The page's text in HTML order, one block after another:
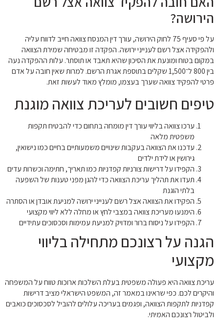
הירושה?
על פי סעיף 75 לחוק הירושה, עורך דין המנסח צוואה חייב לדווח עליה
ולהפקידה אצל רשם לענייני ירושה. הפקדה זו מבטיחה שמירת הצוואה
במקום בטוח ומונעת את הסיכון שהיא תאבד או תוסתר. עלות ההפקדה נעה
בין 800 ל־1,500 שקלים בתוספת אגרת הרשם. למרות שאין חובה על אדם
פרטי להפקיד צוואה שערך בעצמו, מומלץ מאוד לעשות זאת.
טיפים חשובים לעריכת צוואה מוגנת
ערכו צוואה בליווי עורך דין מומחה בתחום כדי להבטיח תקפות
משפטית מלאה
עדכנו את הצוואה בעקבות שינויים משמעותיים בחיים כמו נישואין,
גירושין או לידת ילדים
הקפידו על דרישות צורניות קפדניות כמו תאריך, חתימה וכשרות עדים
תעדו את תהליך עריכת הצוואה כדי להגן מפני טענות של השפעה
בלתי הוגנת
הפקידו את הצוואה אצל רשם לענייני ירושה למניעת אובדן או הסתרה
הימנעו מעריכת צוואה במצבי לחץ או מחלה ללא ליווי מקצועי
הקפידו על ניסוח ברור ומדויק למניעת עמימות וסכסוכים עתידיים
הגנה על רצונכם מתחילה בליווי
מקצועי
עריכת צוואה היא פעולה משפטית בעלת השלכות ארוכות טווח על המשפחה
והיקרים לכם. כפי שראינו במאמר זה, המשפט הישראלי מציב דרישות
קפדניות לתקפות הצוואה, ופגמים בעריכה עלולים להוביל לסכסוכים כואבים
ולביטול רצונכם האמיתי.